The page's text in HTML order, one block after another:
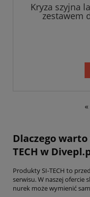
Kryza szyjna
zestawem
«
Dlaczego
TECH w
Produkty SI-TECH to
serwisu. W naszej ofercie
nurek może wymienić